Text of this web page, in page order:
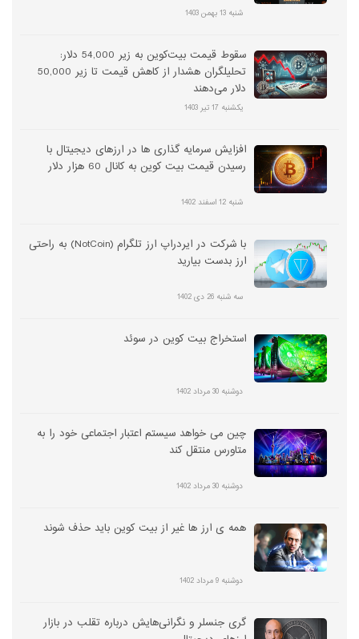
شنبه 13 بهمن 1403
سقوط قیمت بیت‌کوین به زیر 54,000 دلار:
تحلیلگران هشدار از کاهش قیمت تا زیر 50,000
دلار می‌دهند
یکشنبه 17 تیر 1403
افزایش سرمایه گذاری ها در ارزهای دیجیتال با
رسیدن قیمت بیت کوین به کانال 60 هزار دلار
شنبه 12 اسفند 1402
با شرکت در ایردراپ ارز تلگرام (NotCoin) به راحتی
ارز بدست بیارید
سه شنبه 26 دی 1402
استخراج بیت کوین در سوئد
دوشنبه 30 مرداد 1402
چین می خواهد سیستم اعتبار اجتماعی خود را به
متاورس منتقل کند
دوشنبه 30 مرداد 1402
همه ی ارز ها غیر از بیت کوین باید حذف شوند
دوشنبه 9 مرداد 1402
گری جنسلر و نگرانی‌هایش درباره تقلب در بازار